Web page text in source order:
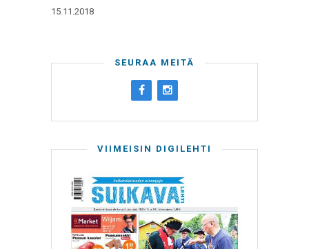
15.11.2018
SEURAA MEITÄ
VIIMEISIN DIGILEHTI